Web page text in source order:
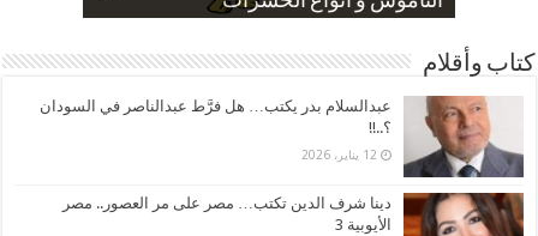
كتاب وأقلام
عبدالسلام بدر يكتب… هل فرَّط عبدالناصر في السودان
؟..!!
12 يناير، 2026
دينا شرف الدين تكتب… مصر على مر العصور.. مصر
الأيوبية 3